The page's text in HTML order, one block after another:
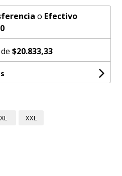
o Efectivo
de$20.833,33
XL XXL